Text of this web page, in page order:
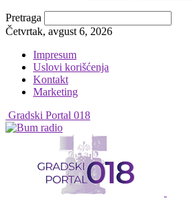
Pretraga
Četvrtak, avgust 6, 2026
Impresum
Uslovi korišćenja
Kontakt
Marketing
Gradski Portal 018